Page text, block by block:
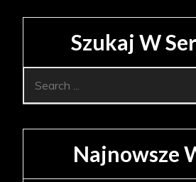
Szukaj W
Najnowsze